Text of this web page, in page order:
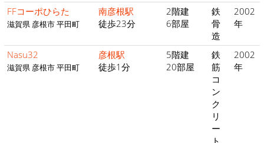
FFコーポひらた
滋賀県 彦根市 平田町
南彦根駅
徒歩23分
2階建
6部屋
鉄
骨
造
2002
年
Nasu32
滋賀県 彦根市 平田町
彦根駅
徒歩1分
5階建
20部屋
鉄
筋
コ
ン
ク
リ
ー
2002
年